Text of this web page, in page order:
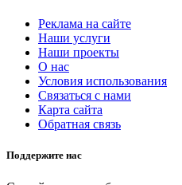
Реклама на сайте
Наши услуги
Наши проекты
О нас
Условия использования
Связаться с нами
Карта сайта
Обратная связь
Поддержите нас